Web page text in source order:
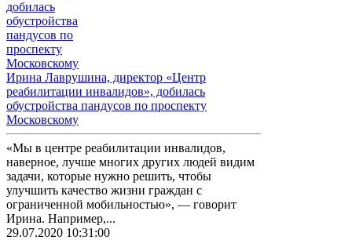
Ирина Лаврушина, директор «Центр
реабилитации инвалидов», добилась
обустройства пандусов по проспекту
Московскому
«Мы в центре реабилитации инвалидов,
наверное, лучше многих других людей видим
задачи, которые нужно решить, чтобы
улучшить качество жизни граждан с
ограниченной мобильностью», — говорит
Ирина. Например,...
29.07.2020 10:31:00